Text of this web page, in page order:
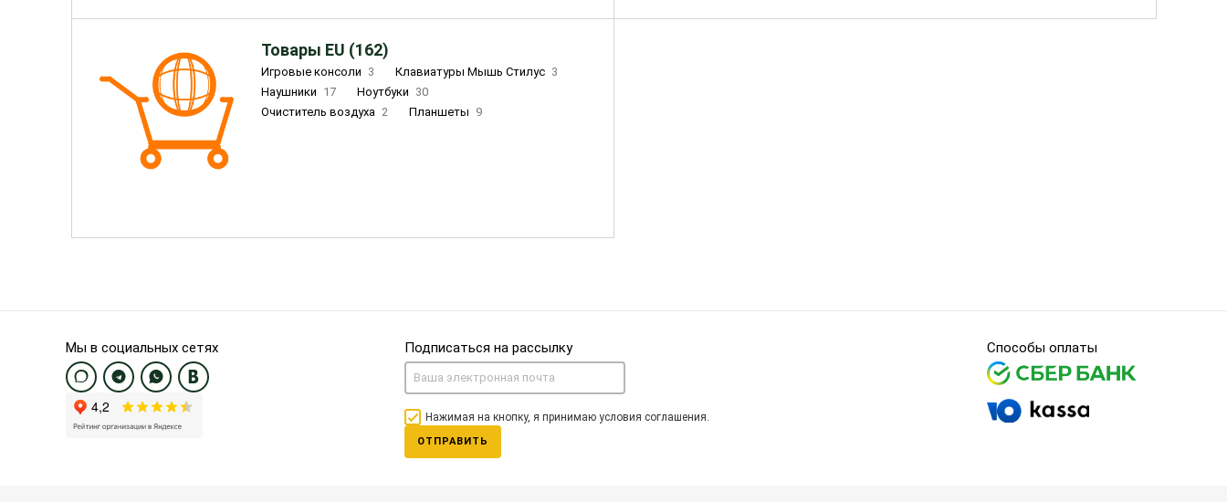
Товары EU (162)
Игровые консоли 3 Клавиатуры Мышь Стилус 3
Наушники 17 Ноутбуки 30
Очиститель воздуха 2 Планшеты 9
Мы в социальных сетях Подписаться на рассылку
Нажимая на кнопку, я принимаю условия соглашения.
ОТПРАВИТЬ
Способы оплаты